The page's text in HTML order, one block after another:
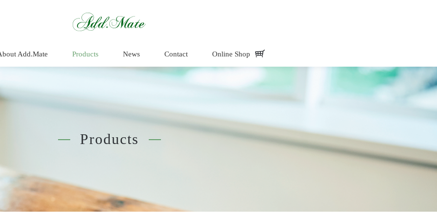
Add.Mate Products News Contact Online Shop
Products